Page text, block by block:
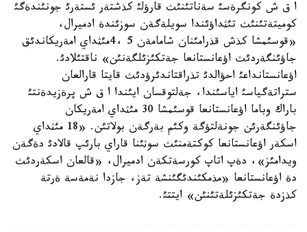
ا ق ش كونگرةسئ سةناتئنئث قارؤلئ كذشتةر ئستةرئ جونئندةگئ
كوميتةتئنئث تئثداؤئندا سويلةگةن سوزئندة ادميرال،
«قوسئمشا كذش قذرامئنان شامامةن 5 ،4مئثداي امةريكاندئق
جاؤئنگةردئث اؤعانستانعا جةتكئزئلگةنئن» ناقتئلادئ.
اؤعانستانداعئ احؤالدئ تذراقتاندئرؤدئث قايتا قارالعان
ستراتةگياسئ اياسئندا، جةلتوقسان ايئندا ا ق ش پرةزيدةنتئ
باراك وباما اؤعانستانعا قوسئمشا 30 مئثداي امةريكان
جاؤئنگةرئن جونةلتؤگة وكئم بةرگةن بولاتئن. «18 مئثداي
اسكةر اؤعانستانعا كوكتةمنئث سوثئنا قاراي بارئپ قالادئ دةگةن
ويدامئز»، دةپ اتاپ كورسةتكةن ادميرال، «قالعان اسكةردئث
دة اؤعانستانعا «مذمكئندئگئنشة تةز، جازدا نةمةسة ةرتة
كذزدة جةتكئزئلةتئنئن» ايتتئ.